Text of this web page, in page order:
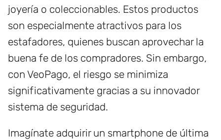
joyería o coleccionables. Estos productos
son especialmente atractivos para los
estafadores, quienes buscan aprovechar la
buena fe de los compradores. Sin embargo,
con VeoPago, el riesgo se minimiza
significativamente gracias a su innovador
sistema de seguridad.
Imagínate adquirir un smartphone de última